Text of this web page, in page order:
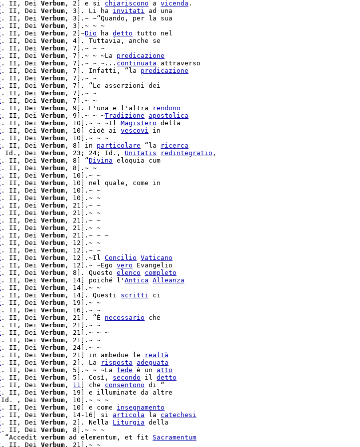
. II, Dei Verbum , 2] e si chiariscono a vicenda .
. II, Dei Verbum , 3]. Li ha invitati ad una
. II, Dei Verbum , 3].~ ~“Quando, per la sua
. II, Dei Verbum , 3].~ ~ ~
. II, Dei Verbum , 2]~Dio ha detto tutto nel
. II, Dei Verbum , 4]. Tuttavia, anche se
. II, Dei Verbum , 7].~ ~ ~
. II, Dei Verbum , 7].~ ~ ~La predicazione
. II, Dei Verbum , 7].~ ~ ~... continuata attraverso
. II, Dei Verbum , 7]. Infatti, “la predicazione
. II, Dei Verbum , 7].~ ~
. II, Dei Verbum , 7]. “Le asserzioni dei
. II, Dei Verbum , 7].~ ~
. II, Dei Verbum , 7].~ ~
. II, Dei Verbum , 9]. L'una e l'altra
rendono
. II, Dei Verbum , 9].~ ~ ~Tradizione
apostolica
. II, Dei Verbum , 10].~ ~ ~Il Magistero della
. II, Dei Verbum , 10] cioè ai vescovi
. II, Dei Verbum , 10].~ ~ ~
. II, Dei Verbum , 8] in particolare “la
ricerca
Id., Dei Verbum , 23; 24; Id., Unitatis redintegratio ,
. II, Dei Verbum , 8] “Divina eloquia cum
. II, Dei Verbum , 8].~ ~
. II, Dei Verbum , 10].~ ~
. II, Dei Verbum , 10] nel quale, come in
. II, Dei Verbum , 10].~ ~
. II, Dei Verbum , 10].~ ~
. II, Dei Verbum
. II, Dei Verbum , 21].~ ~
. II, Dei Verbum , 21].~ ~
. II, Dei Verbum , 21].~ ~
. II, Dei Verbum , 21].~ ~ ~
. II, Dei Verbum , 12].~ ~
. II, Dei Verbum , 12].~ ~
. II, Dei Verbum , 12].~Il Concilio Vaticano
. II, Dei Verbum , 12].~ ~Ego vero Evangelio
. II, Dei Verbum , 8]. Questo elenco
completo
. II, Dei Verbum , 14] poiché l' Antica Alleanza
. II, Dei Verbum , 14].~ ~
. II, Dei Verbum , 14]. Questi scritti ci
. II, Dei Verbum , 19].~ ~
. II, Dei Verbum , 16].~ ~
. II, Dei Verbum , 21]. “È necessario che
. II, Dei Verbum , 21].~ ~
. II, Dei Verbum , 21].~ ~ ~
. II, Dei Verbum , 21].~ ~
. II, Dei Verbum , 24].~ ~
. II, Dei Verbum , 21] in ambedue le
realtà
. II, Dei Verbum , 2]. La risposta
adeguata
. II, Dei Verbum , 5].~ ~ ~La fede è un atto
. II, Dei Verbum , 5]. Così, secondo il detto
. II, Dei Verbum , 11 ] che consentono di “
. II, Dei Verbum , 19] e illuminate da altre
, Dei Verbum , 10].~ ~ ~
. II, Dei Verbum , 10] e come insegnamento
. II, Dei Verbum , 14-16] si articola la catechesi
. II, Dei Verbum , 2]. Nella Liturgia della
. II, Dei Verbum
“Accedit verbum ad elementum, et fit Sacramentum
. II, Dei Verbum , 21].~ ~